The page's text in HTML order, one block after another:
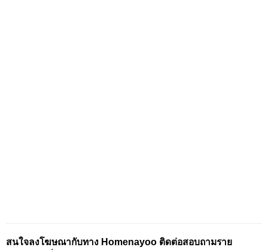
สนใจลงโฆษณากับทาง Homenayoo ติดต่อสอบถามราย